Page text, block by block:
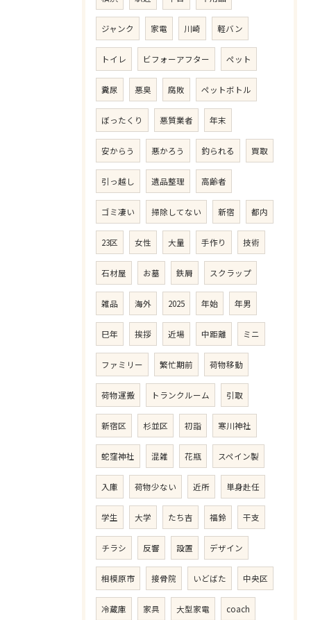
ジャンク 家電 川崎 軽バン
トイレ ビフォーアフター ペット
糞尿 悪臭 腐敗 ペットボトル
ぼったくり 悪質業者 年末
安からう 悪かろう 釣られる 買取
引っ越し 遺品整理 高齢者
ゴミ凄い 掃除してない 新宿 都内
23区 女性 大量 手作り 技術
石材屋 お墓 鉄屑 スクラップ
雑品 海外 2025 年始 年男
巳年 挨拶 近場 中距離 ミニ
ファミリー 繁忙期前 荷物移動
荷物運搬 トランクルーム 引取
新宿区 杉並区 初詣 寒川神社
蛇窪神社 混雑 花瓶 スペイン製
入庫 荷物少ない 近所 単身赴任
学生 大学 たち吉 福鈴 干支
チラシ 反響 設置 デザイン
相模原市 接骨院 いどばた 中央区
冷蔵庫 家具 大型家電 coach